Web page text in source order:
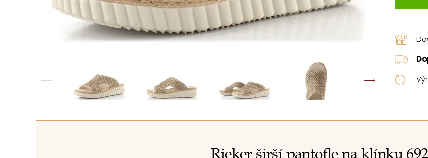
Rieker širší pantofle na klínku